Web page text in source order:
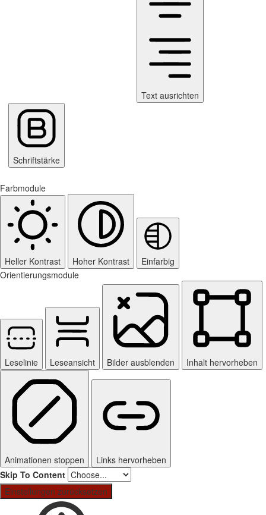
Text ausrichten
Schriftstärke
Farbmodule
Heller Kontrast Hoher Kontrast
Einfarbig
Orientierungsmodule
Leselinie Leseansicht Bilder ausblenden Inhalt hervorheben
Animationen stoppen
Links hervorheben
Skip To Content
Einstellungen zurücksetzen